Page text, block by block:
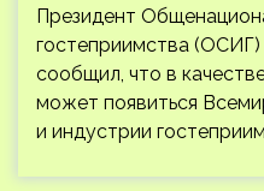
Президент
гостеприимства
сообщил, что в
может появиться
и индустрии